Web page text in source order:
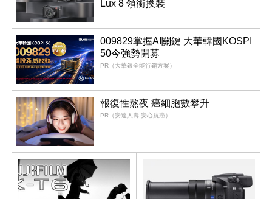
Lux 8 領銜換裝
009829掌握AI關鍵 大華韓國KOSPI
50今強勢開募
PR（大華銀全能行銷方案）
報復性熬夜 癌細胞數攀升
PR（安達人壽 安心抗癌）